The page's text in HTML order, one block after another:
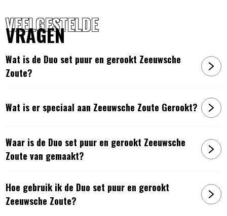
VEELGESTELDE
VRAGEN
Wat is de Duo set puur en gerookt Zeeuwsche
Zoute?
Wat is er speciaal aan Zeeuwsche Zoute Gerookt?
Waar is de Duo set puur en gerookt Zeeuwsche
Zoute van gemaakt?
Hoe gebruik ik de Duo set puur en gerookt
Zeeuwsche Zoute?